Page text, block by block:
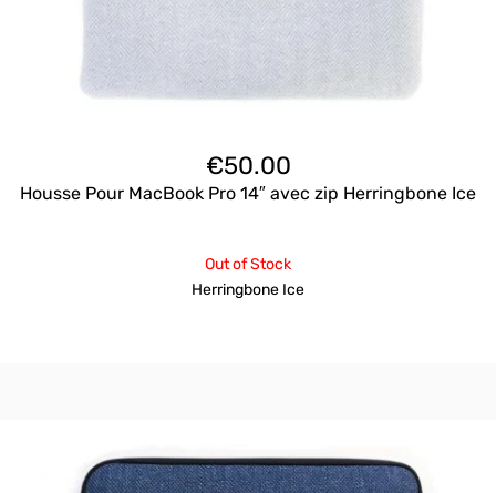
€50.00
Housse Pour MacBook Pro 14″ avec zip Herringbone Ice
Out of Stock
Herringbone Ice